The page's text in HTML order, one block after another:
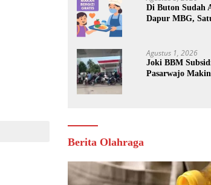
Di Buton Sudah
Dapur MBG,
Agustus 1, 2026
Joki BBM
Pasarwajo
Berita Olahraga